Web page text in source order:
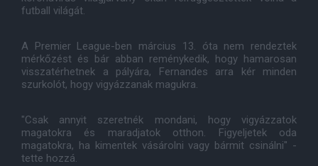
futball világát.
A Premier League-ben március 13. óta nem rendeztek
mérkőzést és bár abban reménykedik, hogy hamarosan
visszatérhetnek a pályára, Fernandes arra kér minden
szurkolót, hogy vigyázzanak magukra.
"Csak annyit szeretnék mondani, hogy vigyázzatok
magatokra és maradjatok otthon. Figyeljetek oda
magatokra, ha kimentek vásárolni vagy bármit csinálni" -
tette hozzá.